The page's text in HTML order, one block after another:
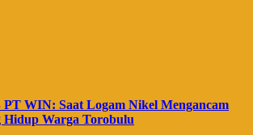
WIN: Saat Logam Nikel Mengancam
Hidup Warga Torobulu